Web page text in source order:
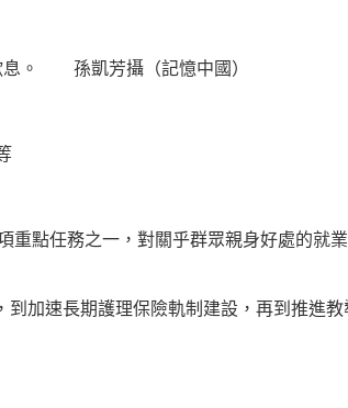
息。 孫凱芳攝（記憶中國）
點任務之一，對關乎群眾親身好處的就業
加速長期護理保險軌制建設，再到推進教